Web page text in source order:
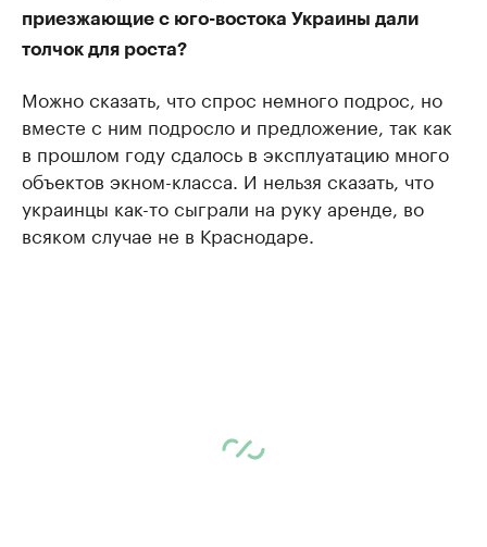
приезжающие с юго-востока Украины дали
толчок для роста?
Можно сказать, что спрос немного подрос, но
вместе с ним подросло и предложение, так как
в прошлом году сдалось в эксплуатацию много
объектов экном-класса. И нельзя сказать, что
украинцы как-то сыграли на руку аренде, во
всяком случае не в Краснодаре.